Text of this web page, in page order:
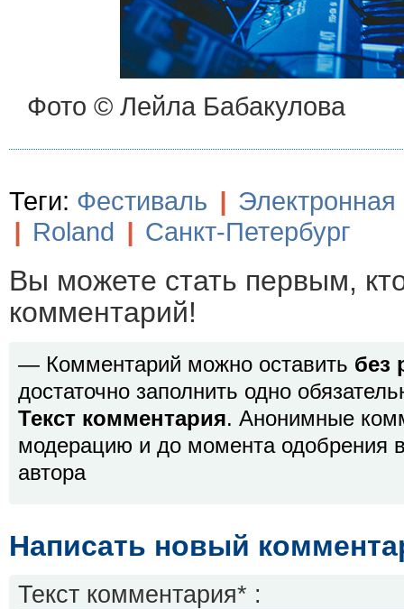
Фото © Лейла Бабакулова
Теги: Фестиваль |
| Roland | Санкт-Петербург
Вы можете стать первым,
комментарий!
— Комментарий можно оставить без
достаточно заполнить одно
Текст комментария. Анонимные
модерацию и до момента одобрения
автора
Написать новый
Текст комментария* :